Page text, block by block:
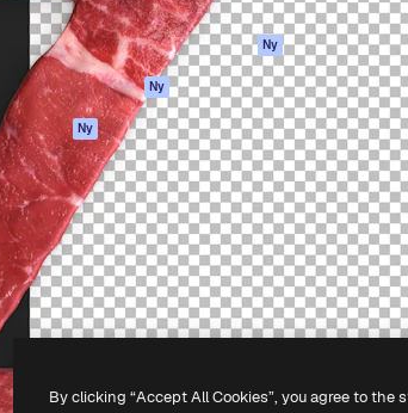
AI-röstgenerator
Stock-innehåll
MCP för
Claude/ChatGPT
Ny
Agenter Ny
API
Mobilapp
Alla Magnific-
verktyg
Integritetspolicy
Original Ny
Cookies policy
Förtroendecenter
Affiliates
Företag
Alla rättigheter reserverade.
By clicking “Accept All Cookies”, you agree to